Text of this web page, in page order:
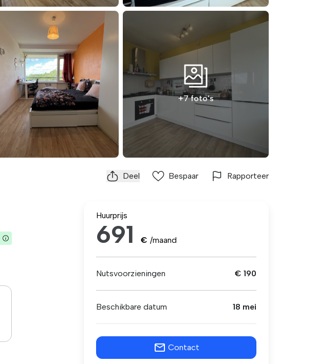
+7 foto's
Deel Bespaar Rapporteer
Huurprijs
691 € /maand
Nutsvoorzieningen € 190
Beschikbare datum 18 mei
Contact